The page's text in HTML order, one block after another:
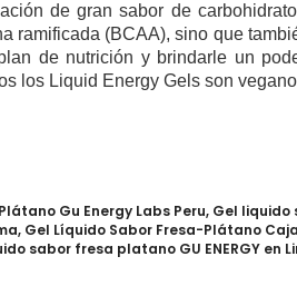
de gran sabor de
ramificada (BCAA), sino que
de nutrición y brindarle un
los Liquid Energy Gels son
Gu Energy Labs Peru, Gel liquido
, Gel Líquido Sabor Fresa-Plátano Caja
sabor fresa platano GU ENERGY en